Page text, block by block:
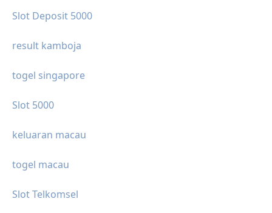
Slot Deposit 5000
result kamboja
togel singapore
Slot 5000
keluaran macau
togel macau
Slot Telkomsel